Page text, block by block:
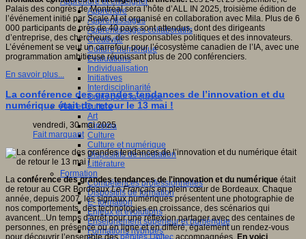
Apprendre
Apprentissages
Apprentissages collaboratifs
Créativité
Culture numérique
Evaluations
Individualisation
Initiatives
Interdisciplinarité
Outils pour la classe
Arts et Culture
Art
Cinéma
Culture
Culture et numérique
Dispositifs de médiation
Littérature
Formation
Compétences professionnelles
Dispositifs de formation
E- formation
Enjeux et évolutions
Enseignement supérieur et numérique
Formations hybrides
Palais des congrès de Montréal sera l’hôte d’ALL IN 2025, troisième édition de
l’événement initié par Scale AI et organisé en collaboration avec Mila. Plus de 6
000 participants de près de 40 pays sont attendus, dont des dirigeants
d’entreprise, des chercheurs, des responsables politiques et des innovateurs.
L’événement se veut un carrefour pour l’écosystème canadien de l’IA, avec une
programmation ambitieuse réunissant plus de 200 conférenciers.
En savoir plus...
La conférence des grandes tendances de l’innovation et du
numérique était de retour le 13 mai !
vendredi, 30 mai 2025
Fait marquant
La conférence des grandes tendances de l'innovation et du numérique était
de retour au CGR BordeauxLe Françaisen plein cœur de Bordeaux. Chaque
année, depuis 2007, les signaux numériques présentent une photographie de
nos comportements, des technologies en croissance, des scénarios qui
avancent...Un temps d'arrêt pour une réflexion partager avec des centaines de
personnes, en présence ou en ligne et en différé, également un rendez-vous
pour découvrir l’ensemble despépites Unitec accompagnées. En voici